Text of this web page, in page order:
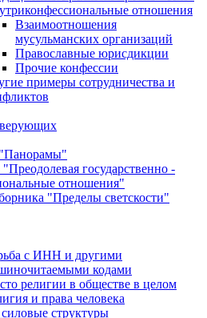
отношения
Взаимоотношения
мусульманских организаций
Православные юрисдикции
Прочие конфессии
примеры сотрудничества и
государственно -
отношения"
"Пределы светскости"
с ИНН и другими
кодами
религии в обществе в целом
и права человека
структуры